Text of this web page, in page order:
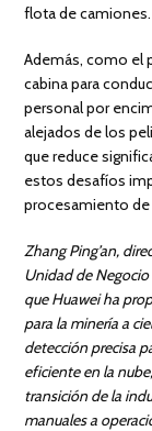
flota de camiones.
Además, como el
cabina para
personal por
alejados de los
que reduce
estos desafíos
procesamiento
Zhang Ping’an,
Unidad de
que Huawei ha
para la minería a
detección precisa
eficiente en la
transición de la
manuales a